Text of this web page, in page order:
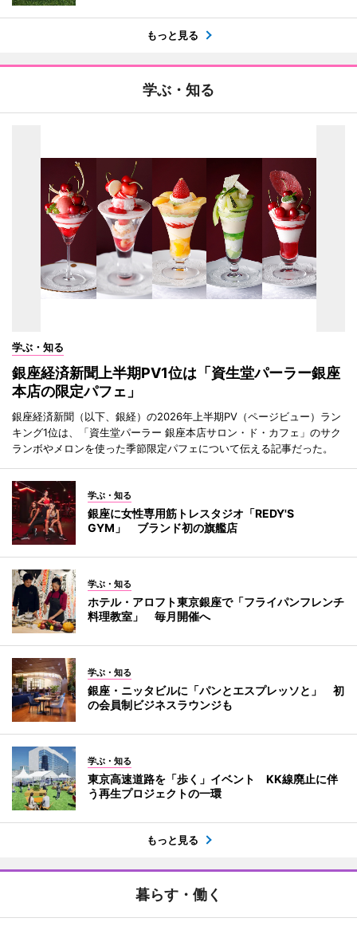
もっと見る
学ぶ・知る
学ぶ・知る
銀座経済新聞上半期PV1位は「資生堂パーラー銀座
本店の限定パフェ」
銀座経済新聞（以下、銀経）の2026年上半期PV（ページビュー）ラン
キング1位は、「資生堂パーラー 銀座本店サロン・ド・カフェ」のサク
ランボやメロンを使った季節限定パフェについて伝える記事だった。
学ぶ・知る
銀座に女性専用筋トレスタジオ「REDY'S
GYM」 ブランド初の旗艦店
学ぶ・知る
ホテル・アロフト東京銀座で「フライパンフレンチ
料理教室」 毎月開催へ
学ぶ・知る
銀座・ニッタビルに「パンとエスプレッソと」 初
の会員制ビジネスラウンジも
学ぶ・知る
東京高速道路を「歩く」イベント KK線廃止に伴
う再生プロジェクトの一環
もっと見る
暮らす・働く